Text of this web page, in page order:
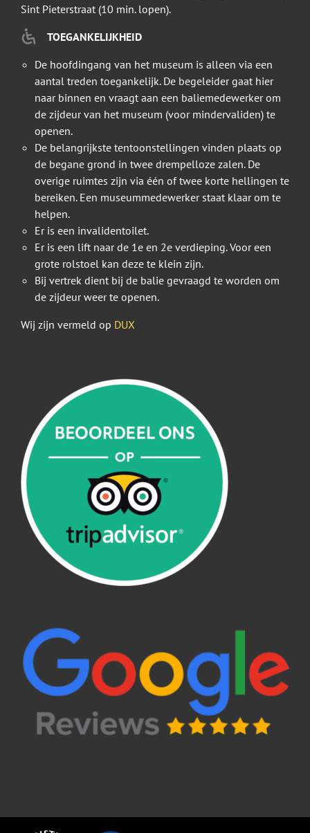
Sint Pieterstraat (10 min. lopen).
TOEGANKELIJKHEID
De hoofdingang van het museum is alleen via een
aantal treden toegankelijk. De begeleider gaat hier
naar binnen en vraagt aan een baliemedewerker om
de zijdeur van het museum (voor mindervaliden) te
openen.
De belangrijkste tentoonstellingen vinden plaats op
de begane grond in twee drempelloze zalen. De
overige ruimtes zijn via één of twee korte hellingen te
bereiken. Een museummedewerker staat klaar om te
helpen.
Er is een invalidentoilet.
Er is een lift naar de 1e en 2e verdieping. Voor een
grote rolstoel kan deze te klein zijn.
Bij vertrek dient bij de balie gevraagd te worden om
de zijdeur weer te openen.
Wij zijn vermeld op DUX